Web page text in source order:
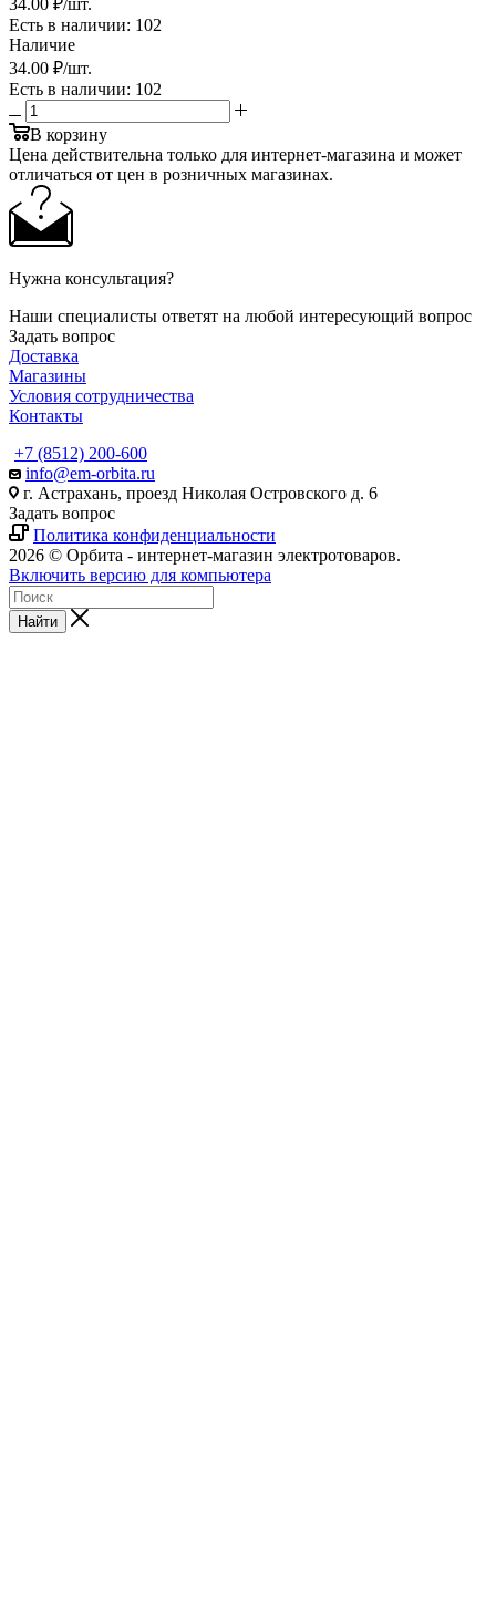
Есть в наличии: 102
Наличие
34.00 ₽/шт.
Есть в наличии: 102
В корзину
Цена действительна только для интернет-магазина и может
отличаться от цен в розничных магазинах.
Нужна консультация?
Наши специалисты ответят на любой интересующий вопрос
Задать вопрос
Доставка
Магазины
Условия сотрудничества
Контакты
+7 (8512) 200-600
info@em-orbita.ru
г. Астрахань, проезд Николая Островского д. 6
Задать вопрос
Политика конфиденциальности
2026 © Орбита - интернет-магазин электротоваров.
Включить версию для компьютера
Найти